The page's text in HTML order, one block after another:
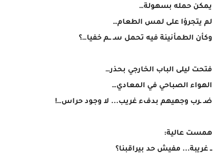
يمكن حمله بسهولة…
لم يتجرؤا على لمس الطعام…
وكأن الطمأنينة فيه تحمل سـ ــم خفيا…؟
فتحت ليلى الباب الخارجي بحذر…
الهواء الصباحي في المعادي…
ضـ ـرب وجهيهم بدفء غريب... لا وجود حراس…!
همست عالية:
ــ غريبة... مفيش حد بيراقبنا؟